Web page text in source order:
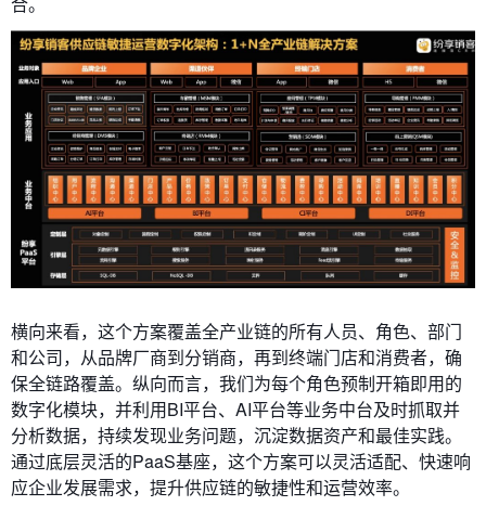
横向来看，这个方案覆盖全产业链的所有人员、角色、部门
和公司，从品牌厂商到分销商，再到终端门店和消费者，确
保全链路覆盖。纵向而言，我们为每个角色预制开箱即用的
数字化模块，并利用BI平台、AI平台等业务中台及时抓取并
分析数据，持续发现业务问题，沉淀数据资产和最佳实践。
通过底层灵活的PaaS基座，这个方案可以灵活适配、快速响
应企业发展需求，提升供应链的敏捷性和运营效率。